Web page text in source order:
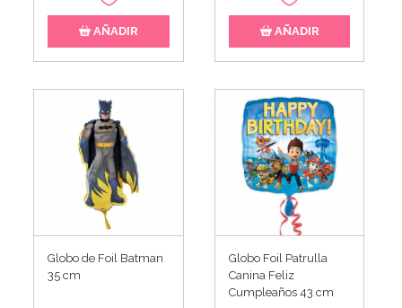
AÑADIR AÑADIR
Globo de Foil Batman
35 cm
Globo Foil Patrulla
Canina Feliz
Cumpleaños 43 cm